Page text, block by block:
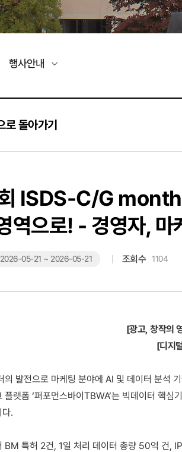
행사안내
로 돌아가기
ISDS-C/G
역으로! - 경영자, 마
2026-05-21 ~ 2026-05-21 조회수 1104
[광고, 창작의
[디지
의 발전으로 마케팅 분야에 AI 및 데이터 분석
플랫폼 ‘퍼포먼스바이TBWA’는 빅데이터 핵
다.
BM 특허 2건, 1일 처리 데이터 총량 50억 건,